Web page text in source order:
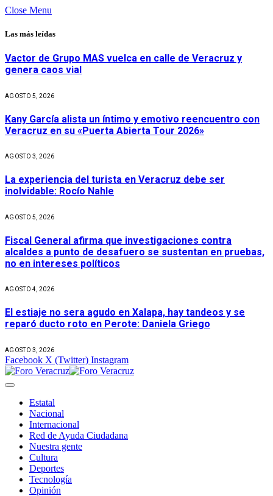
Close Menu
Las más leídas
Vactor de Grupo MAS vuelca en calle de Veracruz y
genera caos vial
AGOSTO 5, 2026
Kany García alista un íntimo y emotivo reencuentro con
Veracruz en su «Puerta Abierta Tour 2026»
AGOSTO 3, 2026
La experiencia del turista en Veracruz debe ser
inolvidable: Rocío Nahle
AGOSTO 5, 2026
Fiscal General afirma que investigaciones contra
alcaldes a punto de desafuero se sustentan en pruebas,
no en intereses políticos
AGOSTO 4, 2026
El estiaje no sera agudo en Xalapa, hay tandeos y se
reparó ducto roto en Perote: Daniela Griego
AGOSTO 3, 2026
Facebook X (Twitter) Instagram
Estatal
Nacional
Internacional
Red de Ayuda Ciudadana
Nuestra gente
Cultura
Deportes
Tecnología
Opinión